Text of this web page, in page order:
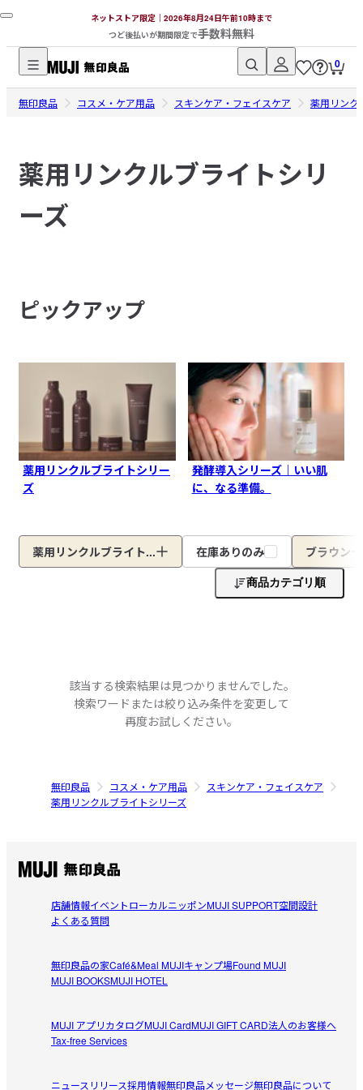
ネットストア限定｜2026年8月24日午前10時まで
つど後払いが期間限定で手数料無料
無
印
ネ
ッ
ト
ス
0
無印良品 コスメ・ケア用品 スキンケア・フェイスケア 薬用リンク
薬用リンクルブライトシリ
ーズ
ピックアップ
薬用リンクルブライトシリー
ズ
発酵導入シリーズ｜いい肌
に、なる準備。
薬用リンクルブライト... 在庫ありのみ ブラウン
商品カテゴリ順
該当する検索結果は見つかりませんでした。
検索ワードまたは絞り込み条件を変更して
再度お試しください。
無印良品 コスメ・ケア用品
スキンケア・フェイスケア
薬用リンクルブライトシリーズ
店舗情報イベントローカルニッポンMUJI SUPPORT空間設計
よくある質問
無印良品の家Café&Meal MUJIキャンプ場Found MUJI
MUJI BOOKSMUJI HOTEL
MUJI アプリカタログMUJI CardMUJI GIFT CARD法人のお客様へ
Tax-free Services
ニュースリリース採用情報無印良品メッセージ無印良品について